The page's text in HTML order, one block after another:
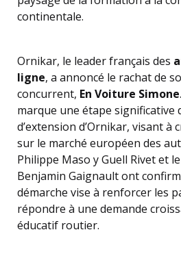
continentale.
Ornikar, le leader français des
ligne, a annoncé le rachat de
concurrent, En Voiture Simone
marque une étape significative
d’extension d’Ornikar, visant à
sur le marché européen des
Philippe Maso y Guell Rivet et
Benjamin Gaignault ont
démarche vise à renforcer les
répondre à une demande
éducatif routier.